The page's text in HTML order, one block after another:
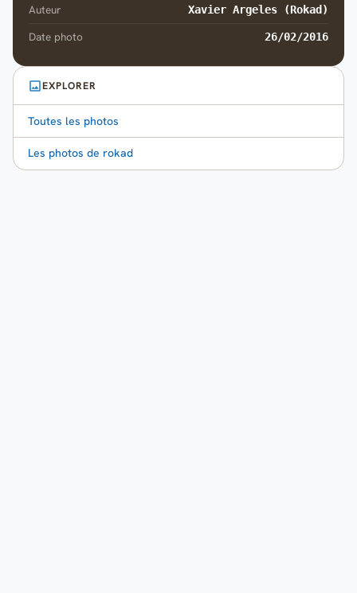
Auteur Xavier Argeles (Rokad)
Date photo 26/02/2016
EXPLORER
Toutes les photos
Les photos de rokad